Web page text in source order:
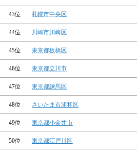
43位 札幌市中央区
44位 川崎市川崎区
45位 東京都板橋区
46位 東京都立川市
47位 東京都練馬区
48位 さいたま市浦和区
49位 東京都小金井市
50位 東京都江戸川区